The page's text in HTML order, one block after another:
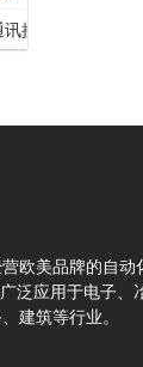
接口模块
欧美品牌的自动
泛应用于电子、
建筑等行业。